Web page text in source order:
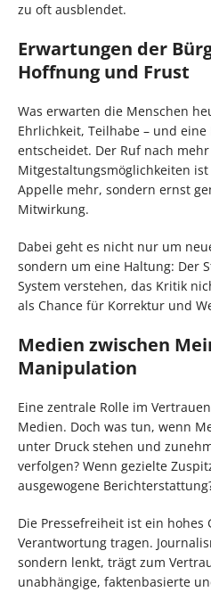
zu oft ausblendet.
Erwartungen der
Hoffnung und Frust
Was erwarten die Menschen
Ehrlichkeit, Teilhabe – und
entscheidet. Der Ruf nach mehr
Mitgestaltungsmöglichkeiten
Appelle mehr, sondern ernst
Mitwirkung.
Dabei geht es nicht nur um
sondern um eine Haltung: Der
System verstehen, das Kritik
als Chance für Korrektur und
Medien zwischen
Manipulation
Eine zentrale Rolle im
Medien. Doch was tun, wenn
unter Druck stehen und
verfolgen? Wenn gezielte
ausgewogene
Die Pressefreiheit ist ein hohes
Verantwortung tragen.
sondern lenkt, trägt zum
unabhängige, faktenbasierte